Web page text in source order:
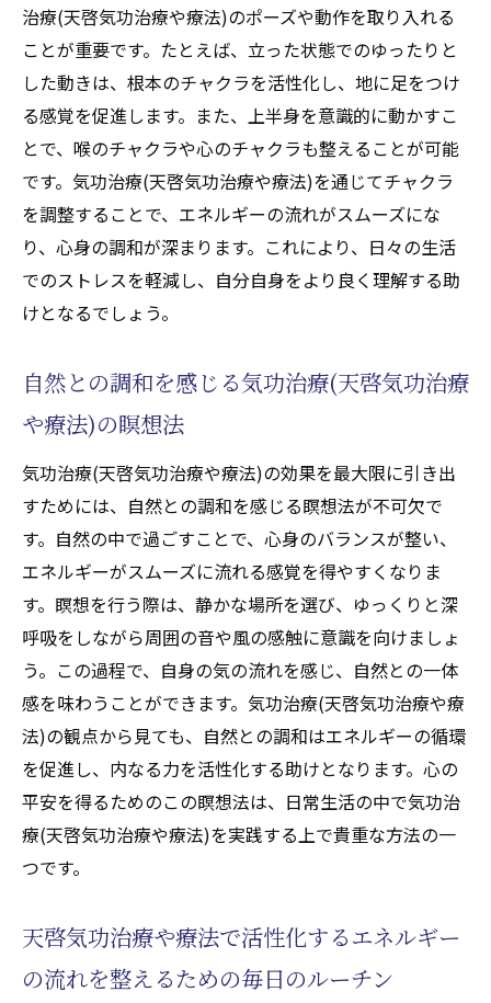
健康維持のための気功治療(天啓気功治療や
療法)の役割
ストレス対策に役立つ気功治療(天啓気功治療や
療法)の実践法
ストレスを和らげるための気功治療(天啓気
功治療や療法)の基本技術
気功治療(天啓気功治療や療法)を通じたリラ
クゼーションのテクニック
ストレスに強くなるための気功治療(天啓気
心の平穏を保つための気功治療(天啓気功治
療や療法)の活用法
レス軽減のためのルーチン
気功治療(天啓気功治療や療法)でストレスを
コントロールする方法
気功治療(天啓気功治療や療法)を通じて心と体
のバランスを取り戻す
心身の調和を促進する気功治療(天啓気功治
療や療法)のアプローチ
バランスを整えるための気功治療(天啓気功
治療や療法)の基本動作
天啓気功治療や療法で活性化するエネルギ
ー調整を通じた心と体の統合
気功治療(天啓気功治療や療法)による心と体
の調和の秘訣
治療(天啓気功治療や療法)のポーズや動作を取り入れる
ことが重要です。たとえば、立った状態でのゆったりと
した動きは、根本のチャクラを活性化し、地に足をつけ
る感覚を促進します。また、上半身を意識的に動かすこ
とで、喉のチャクラや心のチャクラも整えることが可能
です。気功治療(天啓気功治療や療法)を通じてチャクラ
を調整することで、エネルギーの流れがスムーズにな
り、心身の調和が深まります。これにより、日々の生活
でのストレスを軽減し、自分自身をより良く理解する助
けとなるでしょう。
自然との調和を感じる気功治療(天啓気功治療
や療法)の瞑想法
気功治療(天啓気功治療や療法)の効果を最大限に引き出
すためには、自然との調和を感じる瞑想法が不可欠で
す。自然の中で過ごすことで、心身のバランスが整い、
エネルギーがスムーズに流れる感覚を得やすくなりま
す。瞑想を行う際は、静かな場所を選び、ゆっくりと深
呼吸をしながら周囲の音や風の感触に意識を向けましょ
う。この過程で、自身の気の流れを感じ、自然との一体
感を味わうことができます。気功治療(天啓気功治療や療
法)の観点から見ても、自然との調和はエネルギーの循環
を促進し、内なる力を活性化する助けとなります。心の
平安を得るためのこの瞑想法は、日常生活の中で気功治
療(天啓気功治療や療法)を実践する上で貴重な方法の一
つです。
天啓気功治療や療法で活性化するエネルギー
の流れを整えるための毎日のルーチン